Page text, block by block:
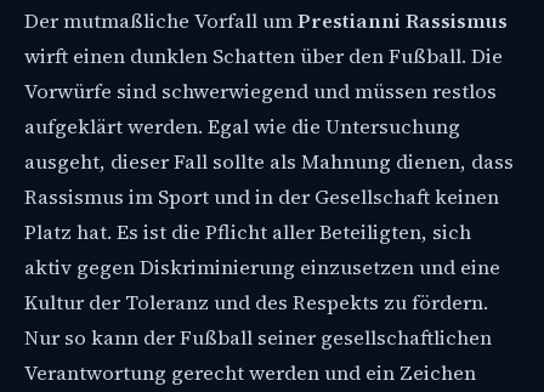
Der mutmaßliche Vorfall umPrestianni Rassismus
wirft einen dunklen Schatten über den Fußball. Die
Vorwürfe sind schwerwiegend und müssen restlos
aufgeklärt werden. Egal wie die Untersuchung
ausgeht, dieser Fall sollte als Mahnung dienen, dass
Rassismus im Sport und in der Gesellschaft keinen
Platz hat. Es ist die Pflicht aller Beteiligten, sich
aktiv gegen Diskriminierung einzusetzen und eine
Kultur der Toleranz und des Respekts zu fördern.
Nur so kann der Fußball seiner gesellschaftlichen
Verantwortung gerecht werden und ein Zeichen